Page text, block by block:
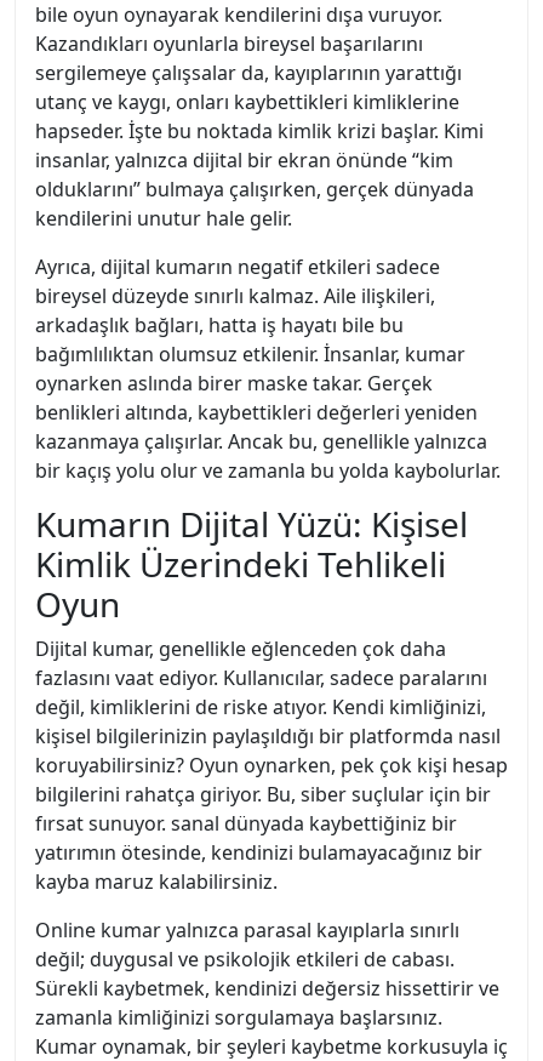
bile oyun oynayarak kendilerini dışa vuruyor.
Kazandıkları oyunlarla bireysel başarılarını
sergilemeye çalışsalar da, kayıplarının yarattığı
utanç ve kaygı, onları kaybettikleri kimliklerine
hapseder. İşte bu noktada kimlik krizi başlar. Kimi
insanlar, yalnızca dijital bir ekran önünde “kim
olduklarını” bulmaya çalışırken, gerçek dünyada
kendilerini unutur hale gelir.
Ayrıca, dijital kumarın negatif etkileri sadece
bireysel düzeyde sınırlı kalmaz. Aile ilişkileri,
arkadaşlık bağları, hatta iş hayatı bile bu
bağımlılıktan olumsuz etkilenir. İnsanlar, kumar
oynarken aslında birer maske takar. Gerçek
benlikleri altında, kaybettikleri değerleri yeniden
kazanmaya çalışırlar. Ancak bu, genellikle yalnızca
bir kaçış yolu olur ve zamanla bu yolda kaybolurlar.
Kumarın Dijital Yüzü: Kişisel
Kimlik Üzerindeki Tehlikeli
Oyun
Dijital kumar, genellikle eğlenceden çok daha
fazlasını vaat ediyor. Kullanıcılar, sadece paralarını
değil, kimliklerini de riske atıyor. Kendi kimliğinizi,
kişisel bilgilerinizin paylaşıldığı bir platformda nasıl
koruyabilirsiniz? Oyun oynarken, pek çok kişi hesap
bilgilerini rahatça giriyor. Bu, siber suçlular için bir
fırsat sunuyor. sanal dünyada kaybettiğiniz bir
yatırımın ötesinde, kendinizi bulamayacağınız bir
kayba maruz kalabilirsiniz.
Online kumar yalnızca parasal kayıplarla sınırlı
değil; duygusal ve psikolojik etkileri de cabası.
Sürekli kaybetmek, kendinizi değersiz hissettirir ve
zamanla kimliğinizi sorgulamaya başlarsınız.
Kumar oynamak, bir şeyleri kaybetme korkusuyla iç